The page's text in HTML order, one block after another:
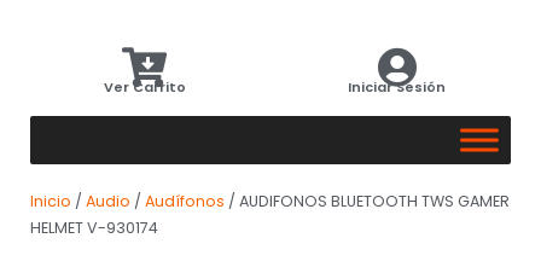
Ver Carrito Iniciar Sesión
Inicio / Audio / Audífonos / AUDIFONOS BLUETOOTH TWS GAMER
HELMET V-930174